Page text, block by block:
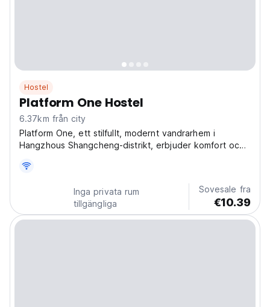
Hostel
Platform One Hostel
6.37km från city
Platform One, ett stilfullt, modernt vandrarhem i
Hangzhous Shangcheng-distrikt, erbjuder komfort och
skaffa vänner! Det är ett av de bästa vandrarhemmen i
Hangzhou för solo-upptäcktsresande. (Auto-
Inga privata rum
tillgängliga
Sovesale fra
€10.39